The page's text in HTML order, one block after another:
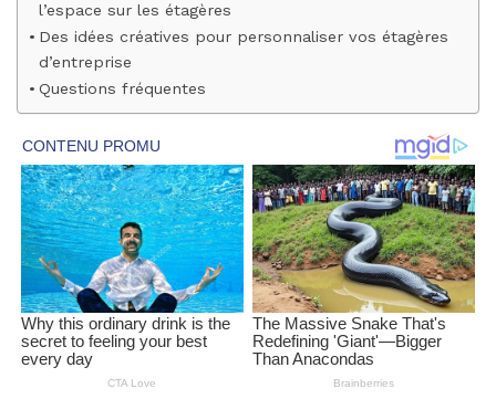
l’espace sur les étagères
Des idées créatives pour personnaliser vos étagères
d’entreprise
Questions fréquentes